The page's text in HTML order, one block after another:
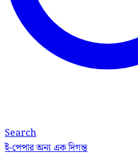
Search
ই-পেপারঅন্য এক দিগন্ত